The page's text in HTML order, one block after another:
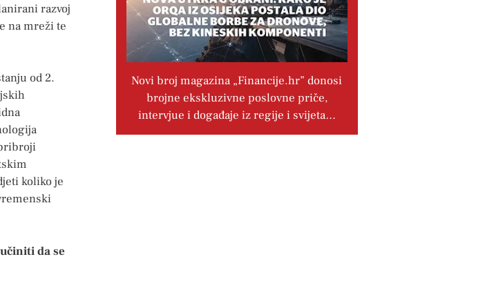
razvoj
na mreži te
od 2.
koliko je
da se
Novi broj magazina „Financije.hr” donosi
brojne ekskluzivne poslovne priče,
intervjue i događaje iz regije i svijeta…